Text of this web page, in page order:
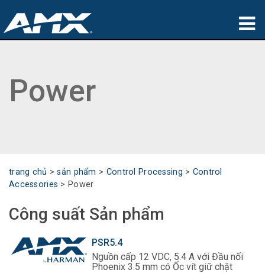
Ứng dụng
hỗ trợ
Giới thiệu
Power
trang chủ >sản phẩm > Control Processing > Control
Accessories > Power
Công suất Sản phẩm
PSR5.4
Nguồn cấp 12 VDC, 5.4 A với Đầu nối
Phoenix 3.5 mm có Ốc vít giữ chặt